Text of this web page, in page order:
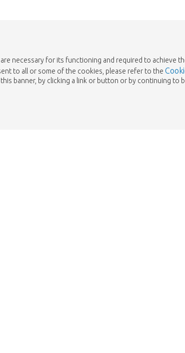
necessary for its functioning and required to achieve
to all or some of the cookies, please refer to the
banner, by clicking a link or button or by continuing to